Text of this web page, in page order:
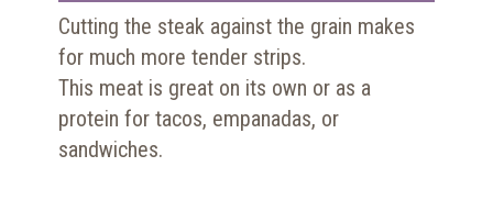
Cutting the steak against the grain makes
for much more tender strips.
This meat is great on its own or as a
protein for tacos, empanadas, or
sandwiches.